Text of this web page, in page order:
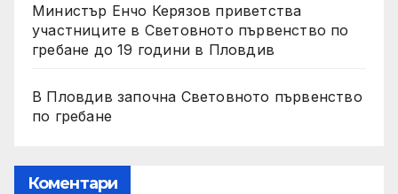
Министър Енчо Керязов приветства
участниците в Световното първенство по
гребане до 19 години в Пловдив
В Пловдив започна Световното първенство
по гребане
Коментари